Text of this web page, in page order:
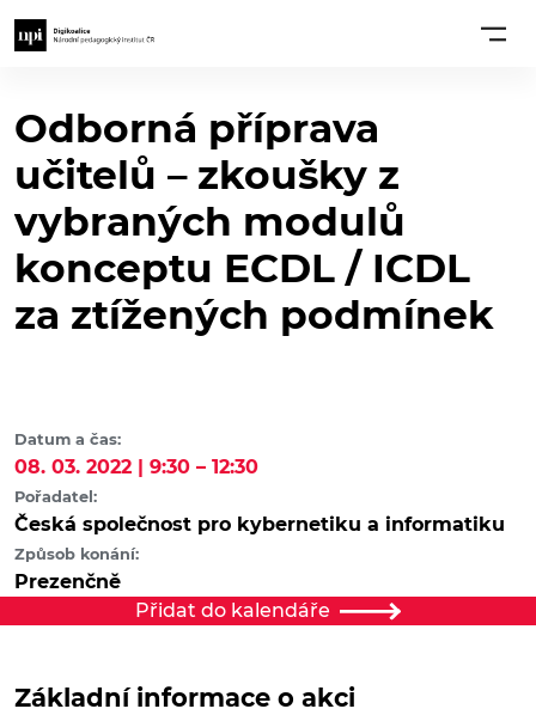
Odborná příprava
učitelů – zkoušky z
vybraných modulů
konceptu ECDL / ICDL
za ztížených podmínek
Datum a čas:
08. 03. 2022 | 9:30 – 12:30
Pořadatel:
Česká společnost pro kybernetiku a informatiku
Způsob konání:
Prezenčně
Přidat do kalendáře
Základní informace o akci